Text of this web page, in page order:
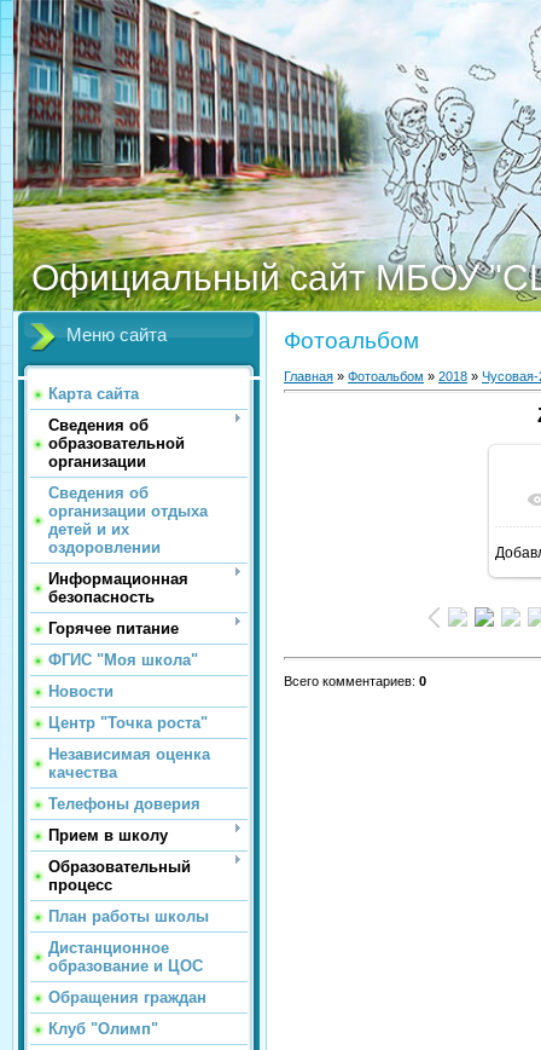
Официальный сайт МБОУ
Меню сайта
Карта сайта
Сведения об
образовательной
организации
Сведения об
организации отдыха
детей и их
оздоровлении
Информационная
безопасность
Горячее питание
ФГИС "Моя школа"
Новости
Центр "Точка роста"
Независимая оценка
качества
Телефоны доверия
Прием в школу
Образовательный
процесс
План работы школы
Дистанционное
образование и ЦОС
Обращения граждан
Клуб "Олимп"
Фотоальбом
Главная » Фотоальбом » 2018 » Чусовая-
Всего комментариев: 0